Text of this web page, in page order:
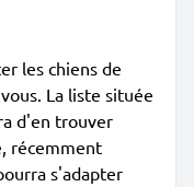
les chiens de
La liste située
d'en trouver
récemment
s'adapter